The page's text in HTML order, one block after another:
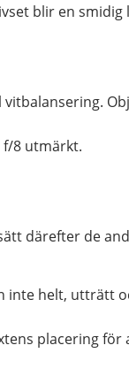
blir en smidig
f/8 utmärkt.
därefter de
inte helt, utträtt
placering